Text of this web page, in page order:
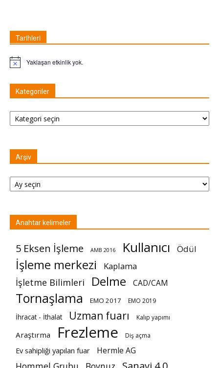
Tarihleri
Not Yaklaşan etkinlik yok.
Kategoriler
Kategoriler
Arşiv
Arşiv
Anahtar kelimeler
5 Eksen İşleme AMB 2016 Kullanıcı Ödül
İşleme merkezi Kaplama
İşletme Bilimleri Delme CAD/CAM
Tornaşlama EMO 2017 EMO 2019
İhracat - İthalat Uzman fuarı Kalıp yapımı
Araştırma Frezleme Diş açma
Ev sahipliği yapılan fuar Hermle AG